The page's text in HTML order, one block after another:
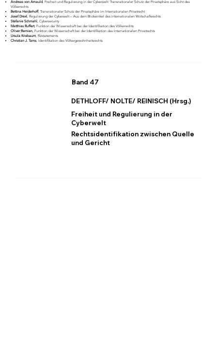
Andreas von Arnauld , Freiheit und Regulierung in der Cyberwelt: Transnationaler Schutz der Privatsphäre aus Sicht des
Völkerrechts
Bettina Heiderhoff, Transnationaler Schutz der Privatsphäre im Internationalen Privatrecht
Josef Drexl , Regulierung der Cyberwelt – Aus dem Blickwinkel des internationalen Wirtschaftsrechts
Stefanie Schmahl , Cybersecurity
Matthias Ruffert, Funktion der Wissenschaft bei der Identifikation des Völkerrechts
Oliver Remien , Funktion der Wissenschaft bei der Identifikation des Internationalen Privatrechts
Ursula Kriebaum , Restatements
Christian J. Tams , Identifikation des Völkergewohnheitsrechts
Band 47
DETHLOFF/ NOLTE/ REINISCH (Hrsg.)
Freiheit und Regulierung in der
Cyberwelt
Rechtsidentifikation zwischen Quelle
und Gericht